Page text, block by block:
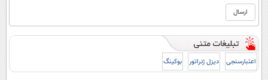
اعتبارسنجی دیزل ژنراتور بوکینگ